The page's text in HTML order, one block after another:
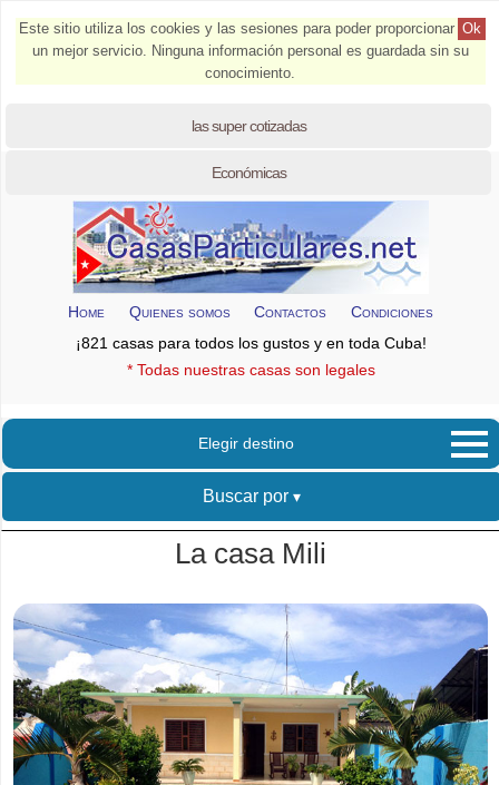
Ok
Este sitio utiliza los cookies y las sesiones para poder proporcionar
un mejor servicio. Ninguna información personal es guardada sin su
conocimiento.
las super cotizadas
Económicas
Home Quienes somos Contactos
Condiciones
¡821 casas para todos los gustos y en toda Cuba!
* Todas nuestras casas son legales
Elegir destino
Buscar por
La casa Mili